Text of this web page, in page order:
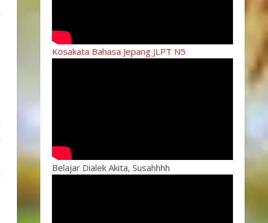
Kosakata Bahasa Jepang JLPT N5
Belajar Dialek Akita, Susahhhh